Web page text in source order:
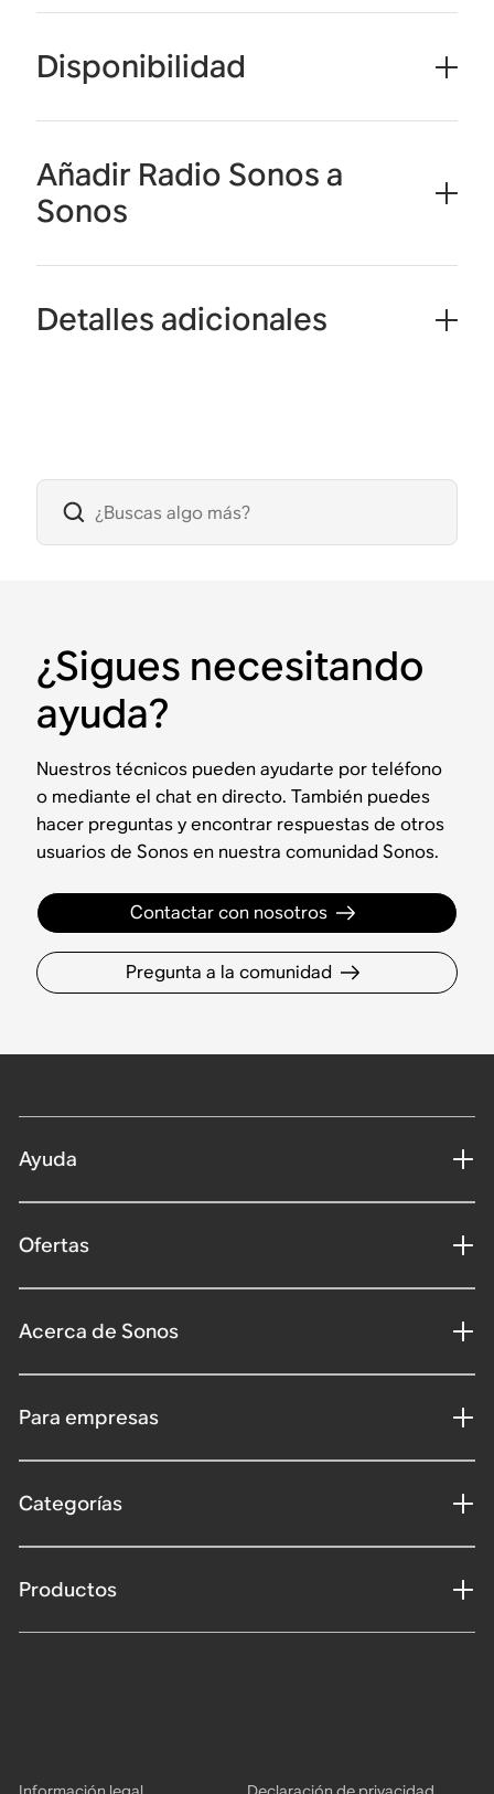
Disponibilidad
Añadir Radio Sonos a
Sonos
Detalles adicionales
¿Sigues necesitando
ayuda?
Nuestros técnicos pueden ayudarte por teléfono
o mediante el chat en directo. También puedes
hacer preguntas y encontrar respuestas de otros
usuarios de Sonos en nuestra comunidad Sonos.
Contactar con nosotros
Pregunta a la comunidad
Ayuda
Ofertas
Acerca de Sonos
Para empresas
Categorías
Productos